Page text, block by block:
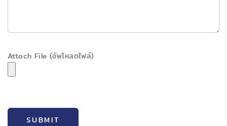
Attach File (อัพโหลดไฟล์)
SUBMIT